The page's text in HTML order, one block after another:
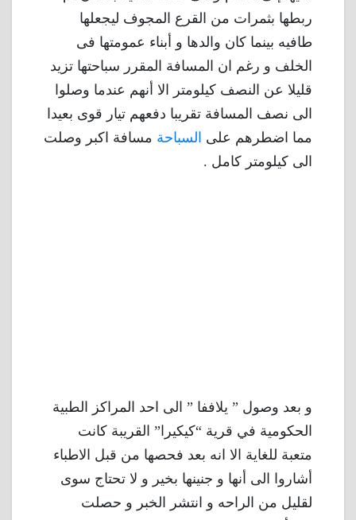
ربطها بثمرات من القرع المجوف ليجعلها
طافيه بينما كان والدها و أبناء عمومتها فى
الخلف و رغم ان المسافة المقرر سباحتها تزيد
قليلا عن النصف كيلومتر الا أنهم عندما وصلوا
الى نصف المسافة تقريبا دفعهم تيار قوى بعيدا
مما اضطرهم على السباحة مسافة اكبر وصلت
الى كيلومتر كامل .
و بعد وصول ” يلاففا ” الى احد المراكز الطبية
الحكومية في قرية “كيكيرا” القريبة كانت
متعبة للغاية الا انه بعد فحصها من قبل الاطباء
أشاروا الى أنها و جنينها بخير و لا تحتاج سوى
لقليل من الراحه و انتشر الخبر و حصلت